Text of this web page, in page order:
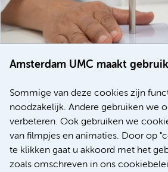
Amsterdam UMC maakt
Sommige van deze cookies zijn
noodzakelijk. Andere gebruiken we
verbeteren. Ook gebruiken we
van filmpjes en animaties. Door op
te klikken gaat u akkoord met het
zoals omschreven in ons
voor patiënten met